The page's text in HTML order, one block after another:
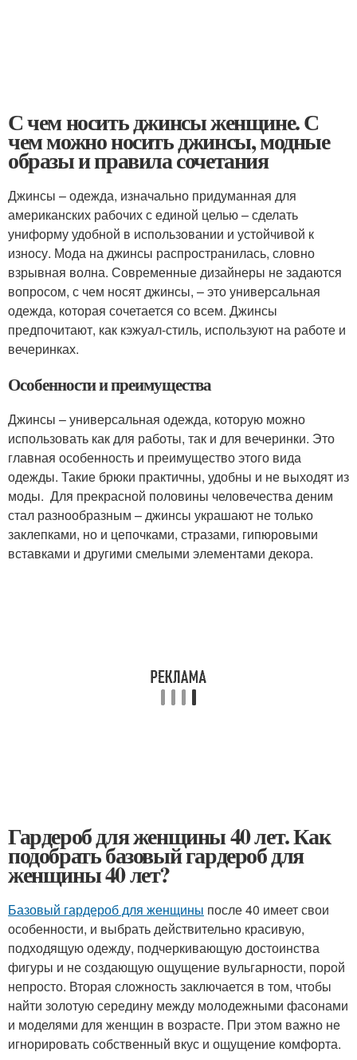
С чем носить джинсы женщине. С
чем можно носить джинсы, модные
образы и правила сочетания
Джинсы – одежда, изначально придуманная для
американских рабочих с единой целью – сделать
униформу удобной в использовании и устойчивой к
износу. Мода на джинсы распространилась, словно
взрывная волна. Современные дизайнеры не задаются
вопросом, с чем носят джинсы, – это универсальная
одежда, которая сочетается со всем. Джинсы
предпочитают, как кэжуал-стиль, используют на работе и
вечеринках.
Особенности и преимущества
Джинсы – универсальная одежда, которую можно
использовать как для работы, так и для вечеринки. Это
главная особенность и преимущество этого вида
одежды. Такие брюки практичны, удобны и не выходят из
моды. Для прекрасной половины человечества деним
стал разнообразным – джинсы украшают не только
заклепками, но и цепочками, стразами, гипюровыми
вставками и другими смелыми элементами декора.
Гардероб для женщины 40 лет. Как
подобрать базовый гардероб для
женщины 40 лет?
Базовый гардероб для женщины после 40 имеет свои
особенности, и выбрать действительно красивую,
подходящую одежду, подчеркивающую достоинства
фигуры и не создающую ощущение вульгарности, порой
непросто. Вторая сложность заключается в том, чтобы
найти золотую середину между молодежными фасонами
и моделями для женщин в возрасте. При этом важно не
игнорировать собственный вкус и ощущение комфорта.